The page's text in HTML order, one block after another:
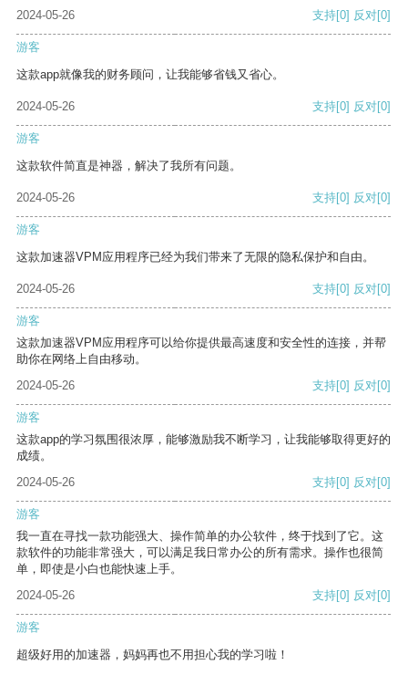
2024-05-26 支持[0] 反对[0]
游客
这款app就像我的财务顾问，让我能够省钱又省心。
2024-05-26 支持[0] 反对[0]
游客
这款软件简直是神器，解决了我所有问题。
2024-05-26 支持[0] 反对[0]
游客
这款加速器VPM应用程序已经为我们带来了无限的隐私保护和自由。
2024-05-26 支持[0] 反对[0]
游客
这款加速器VPM应用程序可以给你提供最高速度和安全性的连接，并帮
助你在网络上自由移动。
2024-05-26
支持[0] 反对[0]
游客
这款app的学习氛围很浓厚，能够激励我不断学习，让我能够取得更好的
成绩。
2024-05-26
支持[0] 反对[0]
游客
我一直在寻找一款功能强大、操作简单的办公软件，终于找到了它。这
款软件的功能非常强大，可以满足我日常办公的所有需求。操作也很简
单，即使是小白也能快速上手。
2024-05-26
支持[0] 反对[0]
游客
超级好用的加速器，妈妈再也不用担心我的学习啦！